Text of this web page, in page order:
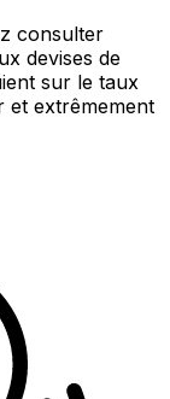
consulter
devises de
sur le taux
et extrêmement